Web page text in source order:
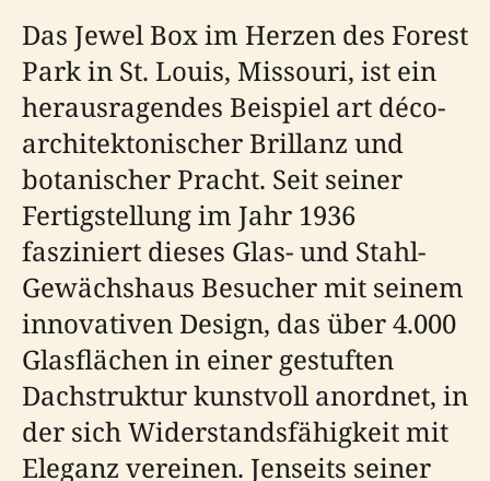
Das Jewel Box im Herzen des Forest
Park in St. Louis, Missouri, ist ein
herausragendes Beispiel art déco-
architektonischer Brillanz und
botanischer Pracht. Seit seiner
Fertigstellung im Jahr 1936
fasziniert dieses Glas- und Stahl-
Gewächshaus Besucher mit seinem
innovativen Design, das über 4.000
Glasflächen in einer gestuften
Dachstruktur kunstvoll anordnet, in
der sich Widerstandsfähigkeit mit
Eleganz vereinen. Jenseits seiner